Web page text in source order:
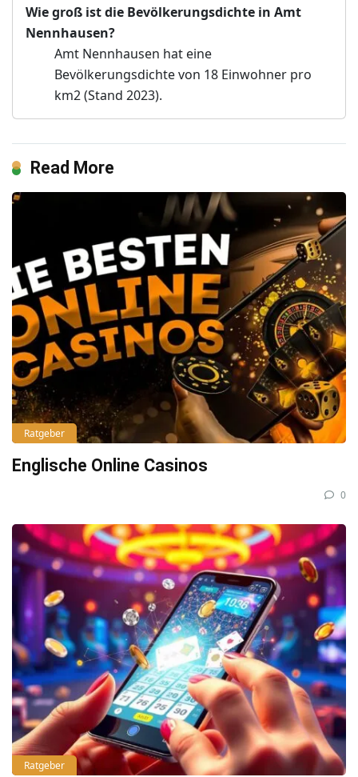
Wie groß ist die Bevölkerungsdichte in Amt
Nennhausen?
Amt Nennhausen hat eine
Bevölkerungsdichte von 18 Einwohner pro
km2 (Stand 2023).
Read More
Ratgeber
Englische Online Casinos
0
Ratgeber